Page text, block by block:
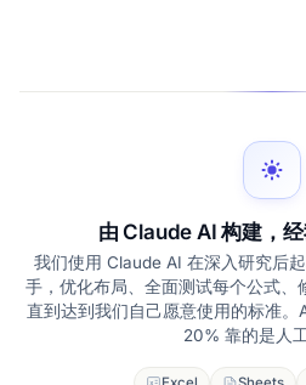
由 Claude AI 构建，经
我们使用 Claude AI 在深入研究后
手，优化布局、全面测试每个公式、
直到达到我们自己愿意使用的标准
20% 靠的是人